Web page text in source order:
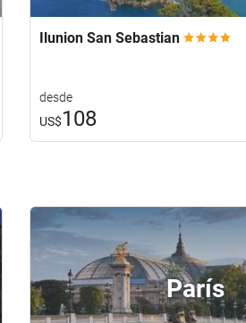
Ilunion San Sebastian
desde
US$108
París